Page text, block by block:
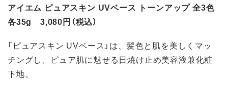
アイエム ピュアスキン UVベース トーンアップ 全3色
各35g 3,080円（税込）
「ピュアスキン UVベース」は、髪色と肌を美しくマッ
チングし、ピュア肌に魅せる日焼け止め美容液兼化粧
下地。